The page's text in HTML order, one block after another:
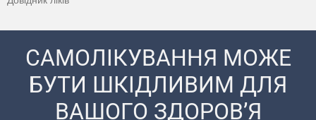
САМОЛІКУВАННЯ МОЖЕ
БУТИ ШКІДЛИВИМ ДЛЯ
ВАШОГО ЗДОРОВ’Я